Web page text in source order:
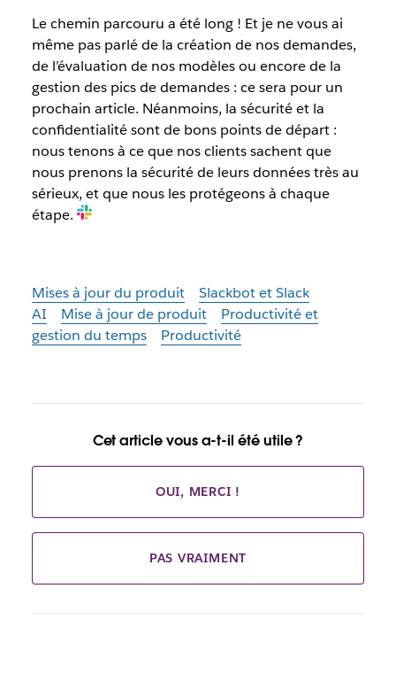
Le chemin parcouru a été long ! Et je ne vous ai
même pas parlé de la création de nos demandes,
de l’évaluation de nos modèles ou encore de la
gestion des pics de demandes : ce sera pour un
prochain article. Néanmoins, la sécurité et la
confidentialité sont de bons points de départ :
nous tenons à ce que nos clients sachent que
nous prenons la sécurité de leurs données très au
sérieux, et que nous les protégeons à chaque
étape.
Mises à jour du produit
Slackbot et Slack
AI
Mise à jour de produit
Productivité et
gestion du temps
Productivité
Cet article vous a-t-il été utile ?
OUI, MERCI !
PAS VRAIMENT